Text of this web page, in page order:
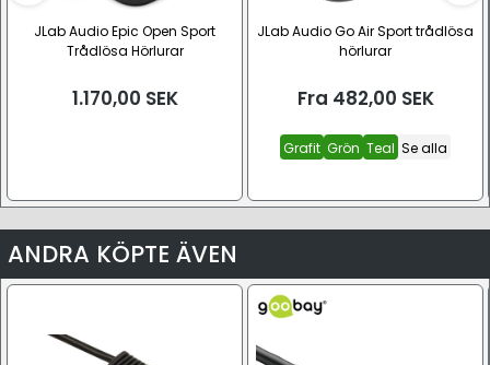
JLab Audio Epic Open Sport
Trådlösa Hörlurar
1.170,00 SEK
JLab Audio Go Air Sport trådlösa
hörlurar
Fra 482,00 SEK
Grafit Grön Teal Se alla
ANDRA KÖPTE ÄVEN